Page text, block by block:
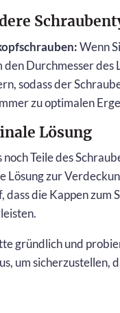
Wenn
Durchmesser des
sodass der
zu optimalen
Lösung
Teile des
Lösung zur
die Kappen zum
gründlich und
um sicherzustellen,